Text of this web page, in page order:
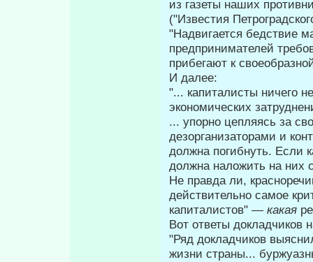
из газеты наших
("Известия
"Надвигается бедствие
предпринимателей
прибегают к
И далее:
"... капиталисты ничего
экономических
... упорно цепляясь за
дезорганизаторами и
должна погибнуть. Если
должна наложить на них
Не правда ли,
действительно самое
капиталистов" — какая
Вот ответы докладчиков
"Ряд докладчиков
жизни страны...